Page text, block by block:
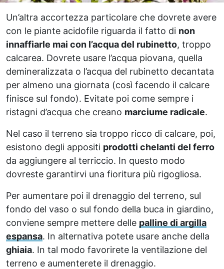
Un’altra accortezza particolare che dovrete avere
con le piante acidofile riguarda il fatto di non
innaffiarle mai con l’acqua del rubinetto, troppo
calcarea. Dovrete usare l’acqua piovana, quella
demineralizzata o l’acqua del rubinetto decantata
per almeno una giornata (così facendo il calcare
finisce sul fondo). Evitate poi come sempre i
ristagni d’acqua che creano marciume radicale.
Nel caso il terreno sia troppo ricco di calcare, poi,
esistono degli appositi prodotti chelanti del ferro
da aggiungere al terriccio. In questo modo
dovreste garantirvi una fioritura più rigogliosa.
Per aumentare poi il drenaggio del terreno, sul
fondo del vaso o sul fondo della buca in giardino,
conviene sempre mettere delle palline di argilla
espansa. In alternativa potete usare anche della
ghiaia. In tal modo favorirete la ventilazione del
terreno e aumenterete il drenaggio.